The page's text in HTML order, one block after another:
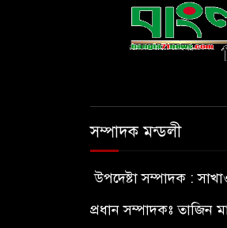
সম্পাদক মন্ডলী
উপদেষ্টা সম্পাদক :
প্রধান সম্পাদকঃ তাজিন